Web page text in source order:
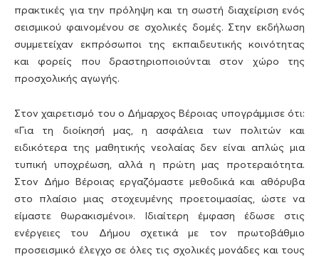
πρακτικές για την πρόληψη και τη σωστή διαχείριση ενός
σεισμικού φαινομένου σε σχολικές δομές. Στην εκδήλωση
συμμετείχαν εκπρόσωποι της εκπαιδευτικής κοινότητας
και φορείς που δραστηριοποιούνται στον χώρο της
προσχολικής αγωγής.
Στον χαιρετισμό του ο Δήμαρχος Βέροιας υπογράμμισε ότι:
«Για τη διοίκησή μας, η ασφάλεια των πολιτών και
ειδικότερα της μαθητικής νεολαίας δεν είναι απλώς μια
τυπική υποχρέωση, αλλά η πρώτη μας προτεραιότητα.
Στον Δήμο Βέροιας εργαζόμαστε μεθοδικά και αθόρυβα
στο πλαίσιο μιας στοχευμένης προετοιμασίας, ώστε να
είμαστε θωρακισμένοι». Ιδιαίτερη έμφαση έδωσε στις
ενέργειες του Δήμου σχετικά με τον πρωτοβάθμιο
προσεισμικό έλεγχο σε όλες τις σχολικές μονάδες και τους